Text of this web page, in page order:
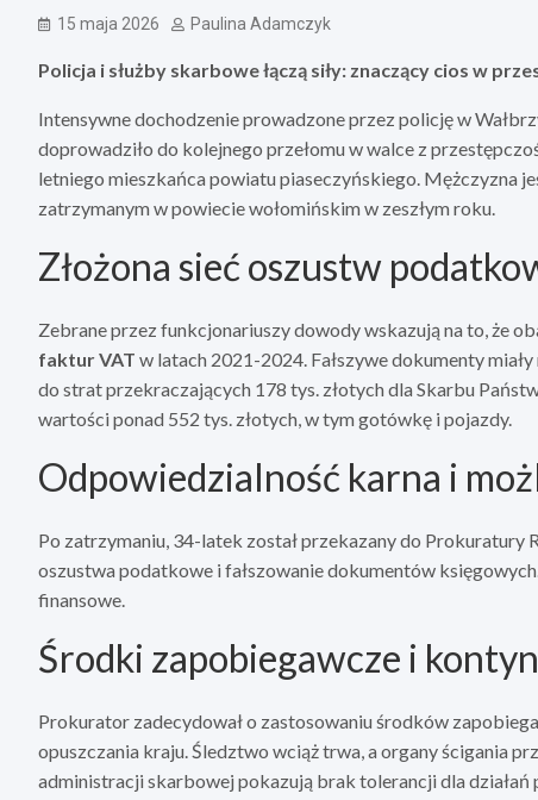
15 maja 2026 Paulina Adamczyk
Policja i służby skarbowe łączą siły: znaczący cios w
Intensywne dochodzenie prowadzone przez policję w
doprowadziło do kolejnego przełomu w walce z
letniego mieszkańca powiatu piaseczyńskiego. Mężczyzna
zatrzymanym w powiecie wołomińskim w zeszłym roku.
Złożona sieć oszustw
Zebrane przez funkcjonariuszy dowody wskazują na to, że
faktur VAT w latach 2021-2024. Fałszywe dokumenty
do strat przekraczających 178 tys. złotych dla Skarbu
wartości ponad 552 tys. złotych, w tym gotówkę i pojazdy.
Odpowiedzialność karna i
Po zatrzymaniu, 34-latek został przekazany do Prokuratury
oszustwa podatkowe i fałszowanie dokumentów
finansowe.
Środki zapobiegawcze i
Prokurator zadecydował o zastosowaniu środków
opuszczania kraju. Śledztwo wciąż trwa, a organy ścigania
administracji skarbowej pokazują brak tolerancji dla